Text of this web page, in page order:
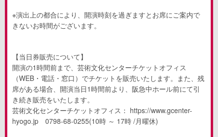
※演出上の都合により、開演時刻を過ぎますとお席にご案内で
きないお時間がございます。
【当日券販売について】
開演の1時間前まで、芸術文化センターチケットオフィス
（WEB ・電話・窓口）でチケットを販売いたします。また、残
席がある場合、開演当日1時間前より、阪急中ホール前にて引
き続き販売をいたします。
芸術文化センターチケットオフィス： https://www.gcenter-
hyogo.jp 0798‐68-0255(10時 ～ 17時 /月曜休)